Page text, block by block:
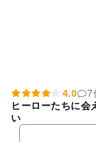
4.0
7
ヒーローたちに会
い